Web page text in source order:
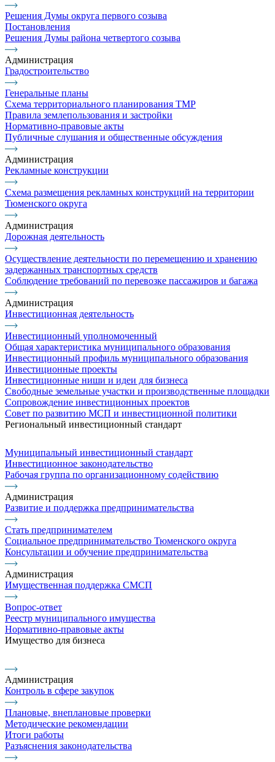
Решения Думы округа первого созыва
Постановления
Решения Думы района четвертого созыва
Администрация
Градостроительство
Генеральные планы
Схема территориального планирования ТМР
Правила землепользования и застройки
Нормативно-правовые акты
Публичные слушания и общественные обсуждения
Администрация
Рекламные конструкции
Схема размещения рекламных конструкций на территории
Тюменского округа
Администрация
Дорожная деятельность
Осуществление деятельности по перемещению и хранению
задержанных транспортных средств
Соблюдение требований по перевозке пассажиров и багажа
Администрация
Инвестиционная деятельность
Инвестиционный уполномоченный
Общая характеристика муниципального образования
Инвестиционный профиль муниципального образования
Инвестиционные проекты
Инвестиционные ниши и идеи для бизнеса
Свободные земельные участки и производственные площадки
Сопровождение инвестиционных проектов
Совет по развитию МСП и инвестиционной политики
Региональный инвестиционный стандарт
Муниципальный инвестиционный стандарт
Инвестиционное законодательство
Рабочая группа по организационному содействию
Администрация
Развитие и поддержка предпринимательства
Стать предпринимателем
Социальное предпринимательство Тюменского округа
Консультации и обучение предпринимательства
Администрация
Имущественная поддержка СМСП
Вопрос-ответ
Реестр муниципального имущества
Нормативно-правовые акты
Имущество для бизнеса
Администрация
Контроль в сфере закупок
Плановые, внеплановые проверки
Методические рекомендации
Итоги работы
Разъяснения законодательства